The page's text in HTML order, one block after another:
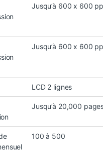
Jusqu’à 600 x 600
Jusqu’à 600 x 600
LCD 2 lignes
Jusqu’à 20,000
100 à 500